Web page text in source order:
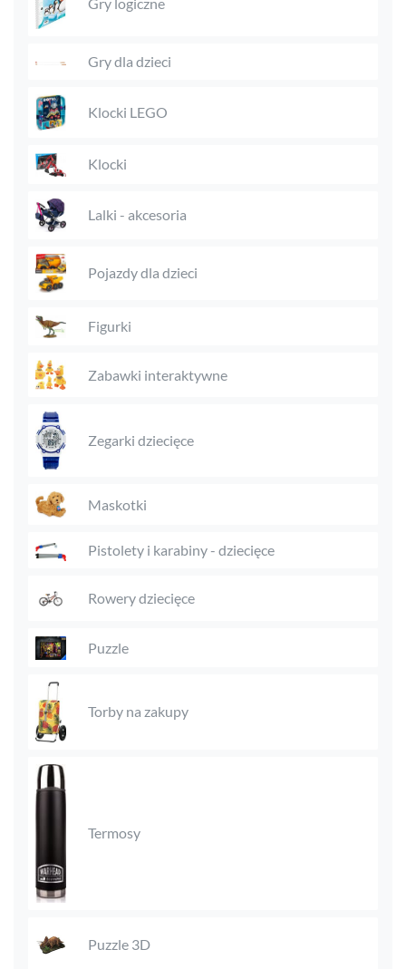
Gry dla dzieci
Klocki LEGO
Klocki
Lalki - akcesoria
Pojazdy dla dzieci
Figurki
Zabawki interaktywne
Zegarki dziecięce
Maskotki
Pistolety i karabiny - dziecięce
Rowery dziecięce
Puzzle
Torby na zakupy
Termosy
Puzzle 3D